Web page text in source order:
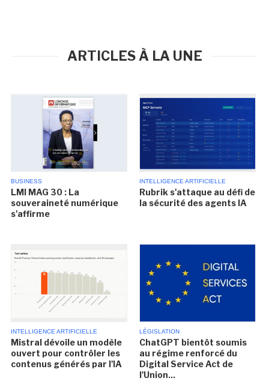
ARTICLES À LA UNE
BUSINESS
LMI MAG 30 : La
souveraineté numérique
s'affirme
INTELLIGENCE ARTIFICIELLE
Rubrik s'attaque au défi de
la sécurité des agents IA
INTELLIGENCE ARTIFICIELLE
Mistral dévoile un modèle
ouvert pour contrôler les
contenus générés par l'IA
LÉGISLATION
ChatGPT bientôt soumis
au régime renforcé du
Digital Service Act de
l'Union...